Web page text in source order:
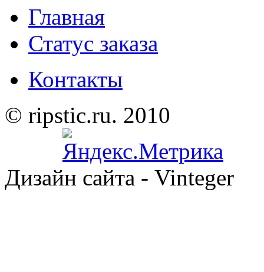
Главная
Статус заказа
Контакты
© ripstic.ru. 2010
Дизайн сайта - Vinteger